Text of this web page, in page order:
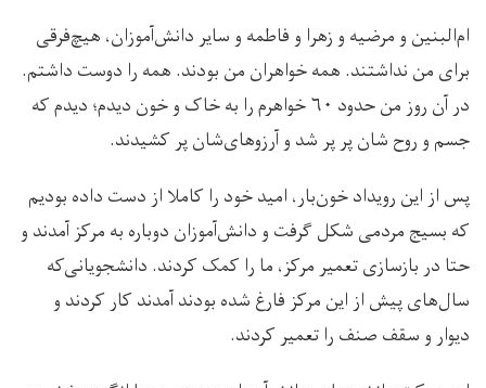
ام‌البنین و مرضیه و زهرا و فاطمه و سایر دانش‌آموزان، هیچ‌فرقی
برای من نداشتند. همه خواهران من بودند. همه را دوست داشتم.
در آن روز من حدود ۶۰ خواهرم را به خاک و خون دیدم؛ دیدم که
جسم و روح شان پر پر شد و آرزوهای‌شان پر کشیدند.
پس از این رویداد خون‌بار، امید خود را کاملا از دست داده بودیم
که بسیج مردمی شکل گرفت و دانش‌آموزان دوباره به مرکز آمدند و
حتا در بازسازی تعمیر مرکز، ما را کمک کردند. دانشجویانی‌که
سال‌های پیش از این مرکز فارغ شده بودند آمدند کار کردند و
دیوار و سقف صنف را تعمیر کردند.